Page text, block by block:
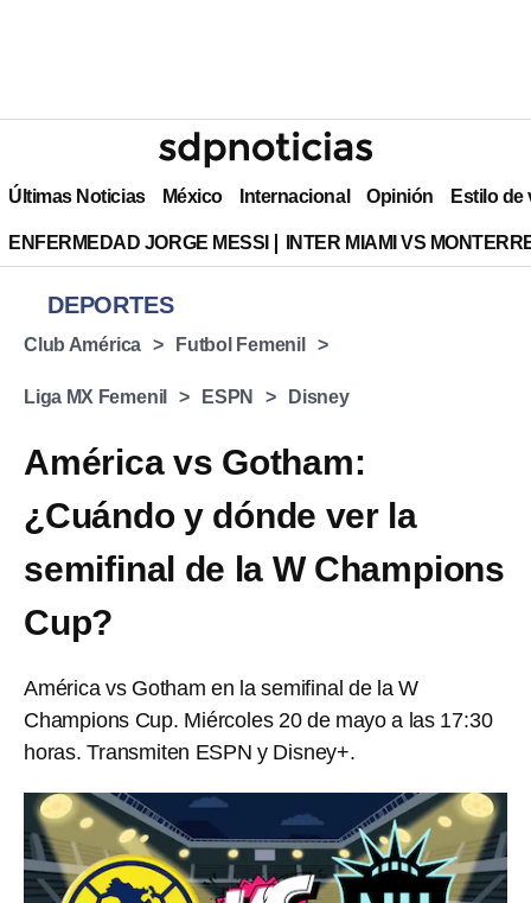
Últimas Noticias México Internacional Opinión Estilo de
ENFERMEDAD JORGE MESSI INTER MIAMI VS
DEPORTES
Club América Futbol Femenil
Liga MX Femenil ESPN Disney
América vs Gotham:
¿Cuándo y dónde ver la
semifinal de la W Champions
Cup?
América vs Gotham en la semifinal de la W
Champions Cup. Miércoles 20 de mayo a las 17:30
horas. Transmiten ESPN y Disney+.